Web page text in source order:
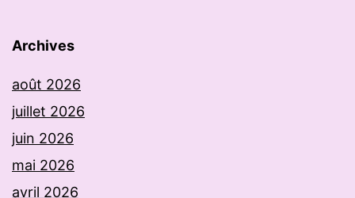
Archives
août 2026
juillet 2026
juin 2026
mai 2026
avril 2026